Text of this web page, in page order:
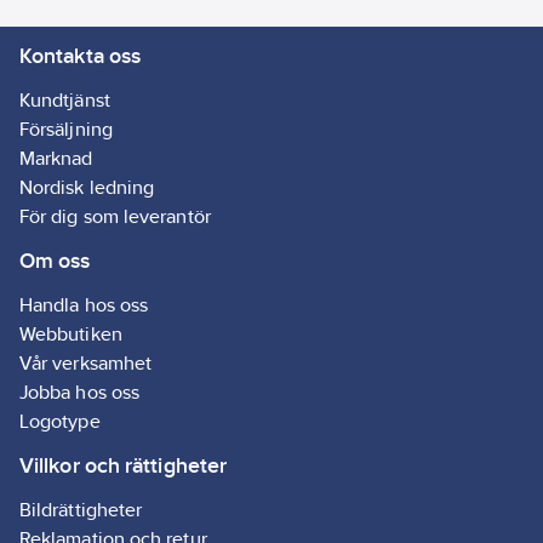
levereras de i ett
brätte av kartong.
exponering av knivar
vid kassan eller i din
butiksinredning.
Artikelnr: 5039395001
Ean
artikelnr:
artikelnr:
393950
Materialklass
Kontakta oss
Kundtjänst
Försäljning
Marknad
Nordisk ledning
För dig som leverantör
Om oss
Handla hos oss
Webbutiken
Vår verksamhet
Jobba hos oss
Logotype
Villkor och rättigheter
Bildrättigheter